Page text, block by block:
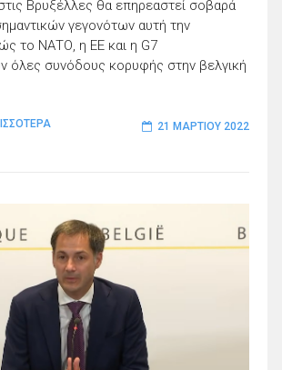
Βρυξέλλες θα επηρεαστεί σοβαρά
γεγονότων αυτή την
το ΝΑΤΟ, η ΕΕ και η G7
όλες συνόδους κορυφής στην βελγική
21 ΜΑΡΤΊΟΥ 2022